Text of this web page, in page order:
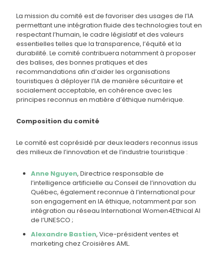
La mission du comité est de favoriser des usages de l’IA
permettant une intégration fluide des technologies tout en
respectant l’humain, le cadre législatif et des valeurs
essentielles telles que la transparence, l’équité et la
durabilité. Le comité contribuera notamment à proposer
des balises, des bonnes pratiques et des
recommandations afin d’aider les organisations
touristiques à déployer l’IA de manière sécuritaire et
socialement acceptable, en cohérence avec les
principes reconnus en matière d’éthique numérique.
Composition du comité
Le comité est coprésidé par deux leaders reconnus issus
des milieux de l’innovation et de l’industrie touristique :
Anne Nguyen, Directrice responsable de
l’intelligence artificielle au Conseil de l’innovation du
Québec, également reconnue à l’international pour
son engagement en IA éthique, notamment par son
intégration au réseau International Women4Ethical AI
de l’UNESCO ;
Alexandre Bastien, Vice-président ventes et
marketing chez Croisières AML.